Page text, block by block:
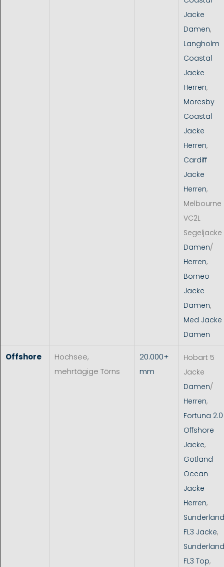
Jacke
Damen,
Langholm
Coastal
Jacke
Herren,
Moresby
Coastal
Jacke
Herren,
Cardiff
Jacke
Herren,
Melbourne
VC2L
Segeljacke
Damen/
Herren,
Borneo
Jacke
Damen,
Med Jacke
Damen
Offshore
Hochsee,
mehrtägige Törns
20.000+
mm
Hobart 5
Jacke
Damen/
Herren,
Fortuna 2.0
Offshore
Jacke,
Gotland
Ocean
Jacke
Herren,
Sunderland
FL3 Jacke,
Sunderland
FL3 Top,